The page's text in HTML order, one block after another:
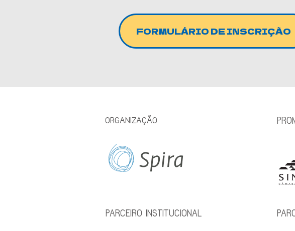
FORMULÁRIO DE INSCRIÇÃO
ORGANIZAÇÃO
PARCEIRO INSTITUCIONAL